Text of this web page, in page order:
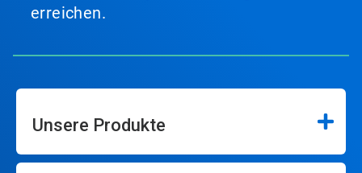
erreichen.
Unsere Produkte